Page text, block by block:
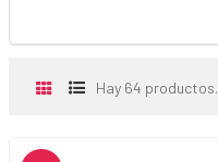
Hay 64 productos.